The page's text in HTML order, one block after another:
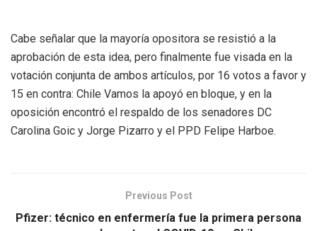
Cabe señalar que la mayoría opositora se resistió a la
aprobación de esta idea, pero finalmente fue visada en la
votación conjunta de ambos artículos, por 16 votos a favor y
15 en contra: Chile Vamos la apoyó en bloque, y en la
oposición encontró el respaldo de los senadores DC
Carolina Goic y Jorge Pizarro y el PPD Felipe Harboe.
Previous Post
Pfizer: técnico en enfermería fue la primera persona